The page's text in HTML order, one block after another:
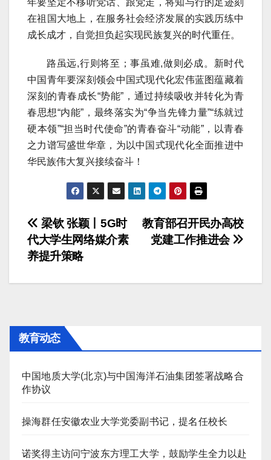
年要坚定不移听党话、跟党走，将知与行的足迹刻
在祖国大地上，在服务社会经济发展的实践历练中
成长成才，自觉担负起实现民族复兴的时代重任。
路虽远,行则将至；事虽难,做则必成。新时代
中国青年要深刻领会中国式现代化宏伟蓝图蕴藏着
深刻的青春成长“势能”，通过持续吸收并转化为青
春思想“内能”，最终落实为“争当先锋力量”“练就过
硬本领”“担当时代使命”的青春奋斗“动能”，以青春
之力谱写盛世华章，为以中国式现代化全面推进中
华民族伟大复兴接续奋斗！
文
章
导
教育部召开民办高校
党建工作推进会
梁钦 张颖丨5G时
代大学生网络媒介素
养提升策略
教育动态
中国地质大学(北京)与中国海洋石油集团签署战略合
作协议
操海群任安徽农业大学党委副书记，提名任校长
诺奖得主访问宁波东方理工大学，鼓励学生全力以赴